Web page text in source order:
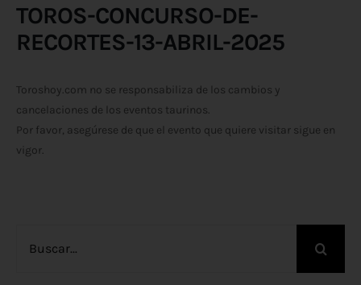
TOROS-CONCURSO-DE-
RECORTES-13-ABRIL-2025
Toroshoy.com no se responsabiliza de los cambios y
cancelaciones de los eventos taurinos.
Por favor, asegúrese de que el evento que quiere visitar sigue en
vigor.